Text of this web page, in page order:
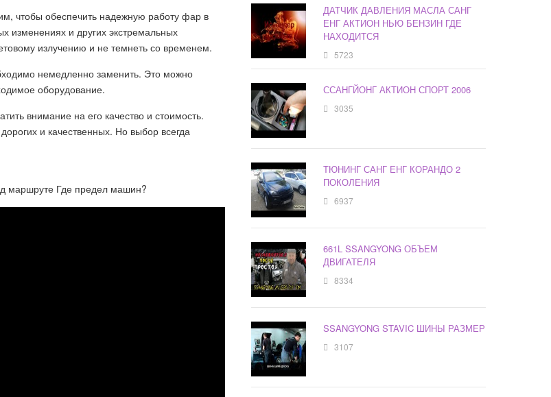
чтобы обеспечить надежную работу фар в
изменениях и других экстремальных
излучению и не темнеть со временем.
немедленно заменить. Это можно
оборудование.
внимание на его качество и стоимость.
и качественных. Но выбор всегда
маршруте Где предел машин?
ДАТЧИК ДАВЛЕНИЯ МАСЛА САНГ
ЕНГ АКТИОН НЬЮ БЕНЗИН ГДЕ
НАХОДИТСЯ
5723
ССАНГЙОНГ АКТИОН СПОРТ 2006
3035
ТЮНИНГ САНГ ЕНГ КОРАНДО 2
ПОКОЛЕНИЯ
6937
661L SSANGYONG ОБЪЕМ
ДВИГАТЕЛЯ
8334
SSANGYONG STAVIC ШИНЫ РАЗМЕР
3107